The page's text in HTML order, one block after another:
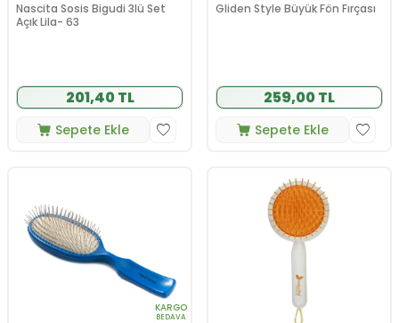
Nascita Sosis Bigudi 3lü Set
Açık Lila- 63
201,40 TL
Sepete Ekle
Gliden Style Büyük Fön Fırçası
259,00 TL
Sepete Ekle
KARGO
BEDAVA